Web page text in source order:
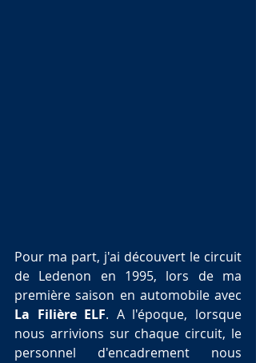
Pour ma part, j'ai découvert le circuit
de Ledenon en 1995, lors de ma
La Filière ELF. A l'époque, lorsque
nous arrivions sur chaque circuit, le
personnel d'encadrement nous